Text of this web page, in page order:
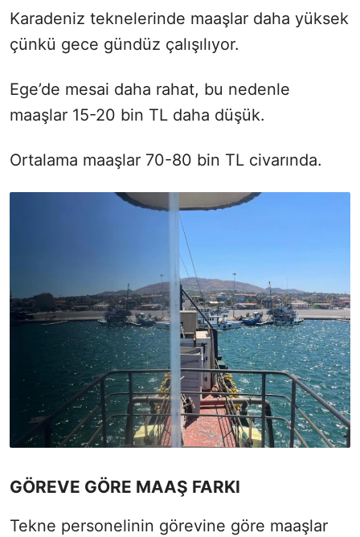
Karadeniz teknelerinde maaşlar daha yüksek
çünkü gece gündüz çalışılıyor.
Ege’de mesai daha rahat, bu nedenle
maaşlar 15-20 bin TL daha düşük.
Ortalama maaşlar 70-80 bin TL civarında.
GÖREVE GÖRE MAAŞ FARKI
Tekne personelinin görevine göre maaşlar